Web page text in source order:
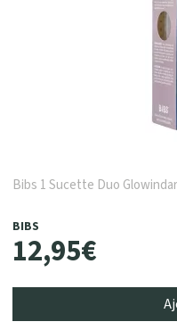
Bibs 1 Sucette Duo
BIBS
12,95€